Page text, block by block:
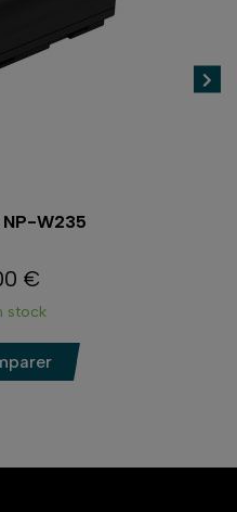
NP-W235
€
stock